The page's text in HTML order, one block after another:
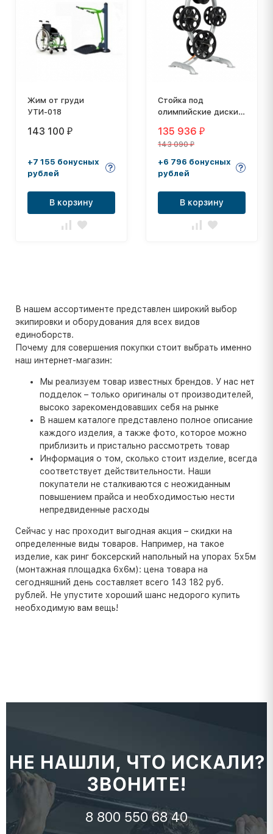
Жим от груди
УТИ-018
143 100 ₽
+7 155 бонусных
рублей
В корзину
Стойка под
олимпийские диски
135 936 ₽
143 090₽
+6 796 бонусных
рублей
В корзину
В нашем ассортименте представлен широкий выбор
экипировки и оборудования для всех видов
единоборств.
Почему для совершения покупки стоит выбрать именно
наш интернет-магазин:
Мы реализуем товар известных брендов. У нас нет
подделок – только оригиналы от производителей,
высоко зарекомендовавших себя на рынке
В нашем каталоге представлено полное описание
каждого изделия, а также фото, которое можно
приблизить и пристально рассмотреть товар
Информация о том, сколько стоит изделие, всегда
соответствует действительности. Наши
покупатели не сталкиваются с неожиданным
повышением прайса и необходимостью нести
непредвиденные расходы
Сейчас у нас проходит выгодная акция – скидки на
определенные виды товаров. Например, на такое
изделие, как ринг боксерский напольный на упорах 5х5м
(монтажная площадка 6х6м): цена товара на
сегодняшний день составляет всего 143 182 руб.
рублей. Не упустите хороший шанс недорого купить
необходимую вам вещь!
НЕ НАШЛИ, ЧТО ИСКАЛИ?
ЗВОНИТЕ!
8 800 550 68 40